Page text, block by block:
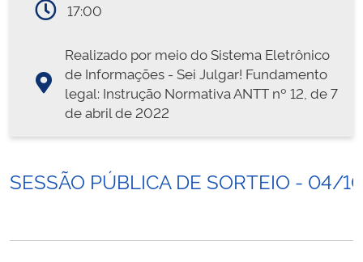
17:00
Realizado por meio do Sistema Eletrônico
de Informações - Sei Julgar! Fundamento
legal: Instrução Normativa ANTT nº 12, de 7
de abril de 2022
SESSÃO PÚBLICA DE SORTEIO - 04/